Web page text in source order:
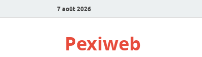
7 août 2026
Pexiweb